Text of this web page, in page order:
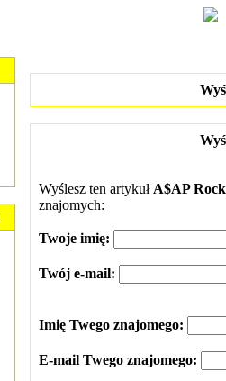
Wyślesz ten artykuł A$AP
znajomych:
Twoje imię:
Twój e-mail:
Imię Twego znajomego:
E-mail Twego znajomego: